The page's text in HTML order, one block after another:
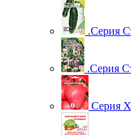
.Серия
.Серия
Серия